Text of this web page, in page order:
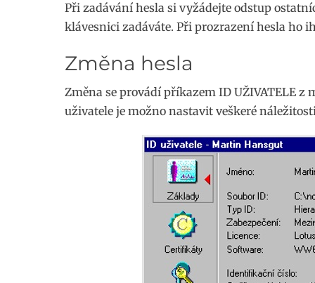
Při zadávání hesla si vyžádejte odstup
klávesnici zadáváte. Při prozrazení hesla ho
Změna hesla
Změna se provádí příkazem ID UŽIVATELE z
uživatele je možno nastavit veškeré